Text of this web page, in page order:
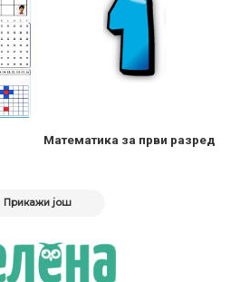
Mатематика за први разред
Прикажи још